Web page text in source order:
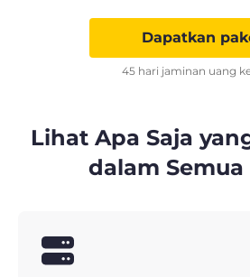
Dapatkan
45 hari jaminan uang
Lihat Apa Saja
dalam